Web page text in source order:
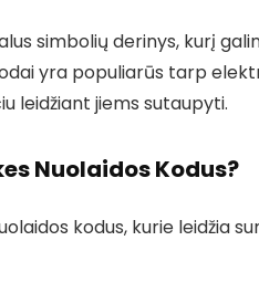
simbolių derinys, kurį
yra populiarūs tarp
leidžiant jiems sutaupyti.
Nuolaidos Kodus?
kodus, kurie leidžia